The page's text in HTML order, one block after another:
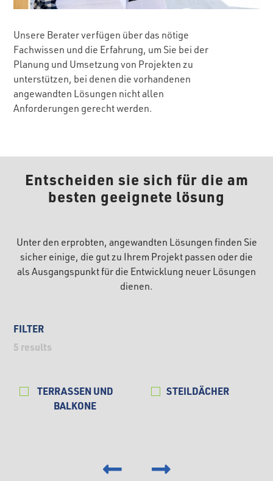
Unsere Berater verfügen über das nötige
Fachwissen und die Erfahrung, um Sie bei der
Planung und Umsetzung von Projekten zu
unterstützen, bei denen die vorhandenen
angewandten Lösungen nicht allen
Anforderungen gerecht werden.
Entscheiden sie sich für die am
besten geeignete lösung
Unter den erprobten, angewandten Lösungen finden Sie
sicher einige, die gut zu Ihrem Projekt passen oder die
als Ausgangspunkt für die Entwicklung neuer Lösungen
dienen.
FILTER
5 results
TERRASSEN UND
BALKONE
STEILDÄCHER